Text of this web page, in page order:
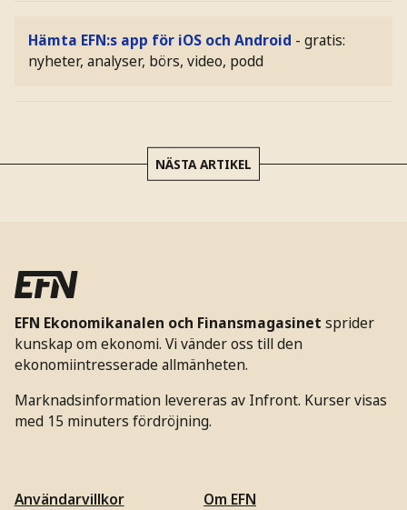
Hämta EFN:s app för iOS och Android - gratis:
nyheter, analyser, börs, video, podd
NÄSTA ARTIKEL
EFN Ekonomikanalen och Finansmagasinet sprider
kunskap om ekonomi. Vi vänder oss till den
ekonomiintresserade allmänheten.
Marknadsinformation levereras av Infront. Kurser visas
med 15 minuters fördröjning.
Användarvillkor
Om EFN